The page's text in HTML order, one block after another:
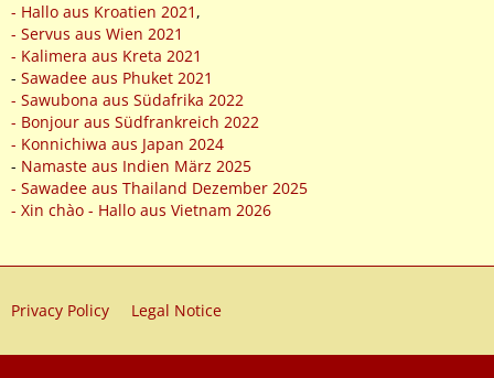
- Hallo aus Kroatien 2021 ,
- Servus aus Wien 2021
- Kalimera aus Kreta 2021
- Sawadee aus Phuket 2021
- Sawubona aus Südafrika 2022
- Bonjour aus Südfrankreich 2022
- Konnichiwa aus Japan 2024
- Namaste aus Indien März 2025
- Sawadee aus Thailand Dezember 2025
- Xin chào - Hallo aus Vietnam 2026
Privacy Policy Legal Notice